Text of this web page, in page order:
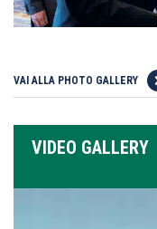
VAI ALLA PHOTO GALLERY
VIDEO GALLERY